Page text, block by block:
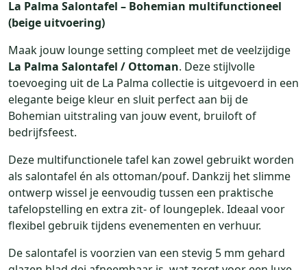
La Palma Salontafel – Bohemian multifunctioneel
(beige uitvoering)
Maak jouw lounge setting compleet met de veelzijdige
La Palma Salontafel / Ottoman. Deze stijlvolle
toevoeging uit de La Palma collectie is uitgevoerd in een
elegante beige kleur en sluit perfect aan bij de
Bohemian uitstraling van jouw event, bruiloft of
bedrijfsfeest.
Deze multifunctionele tafel kan zowel gebruikt worden
als salontafel én als ottoman/pouf. Dankzij het slimme
ontwerp wissel je eenvoudig tussen een praktische
tafelopstelling en extra zit- of loungeplek. Ideaal voor
flexibel gebruik tijdens evenementen en verhuur.
De salontafel is voorzien van een stevig 5 mm gehard